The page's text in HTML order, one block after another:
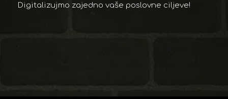
Digitalizujmo zajedno vaše poslovne ciljeve!